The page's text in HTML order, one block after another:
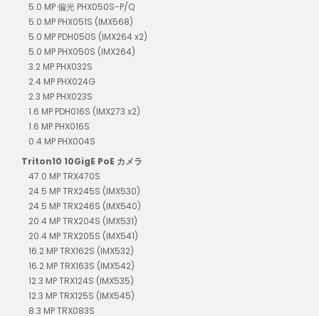
5.0 MP 偏光 PHX050S-P/Q
5.0 MP PHX051S (IMX568)
5.0 MP PDH050S (IMX264 x2)
5.0 MP PHX050S (IMX264)
3.2 MP PHX032S
2.4 MP PHX024G
2.3 MP PHX023S
1.6 MP PDH016S (IMX273 x2)
1.6 MP PHX016S
0.4 MP PHX004S
Triton10 10GigE PoE カメラ
47.0 MP TRX470S
24.5 MP TRX245S (IMX530)
24.5 MP TRX246S (IMX540)
20.4 MP TRX204S (IMX531)
20.4 MP TRX205S (IMX541)
16.2 MP TRX162S (IMX532)
16.2 MP TRX163S (IMX542)
12.3 MP TRX124S (IMX535)
12.3 MP TRX125S (IMX545)
8.3 MP TRX083S